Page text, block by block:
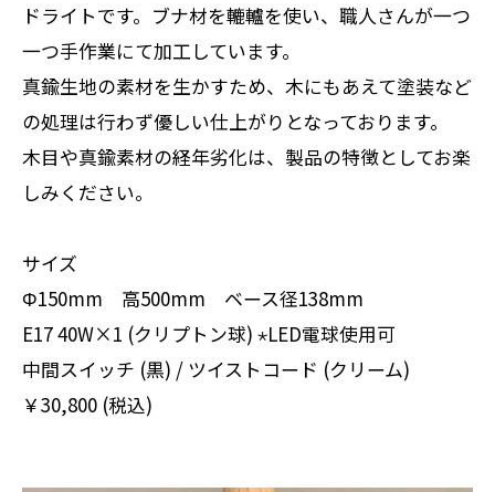
ドライトです。ブナ材を轆轤を使い、職人さんが一つ
一つ手作業にて加工しています。
真鍮生地の素材を生かすため、木にもあえて塗装など
の処理は行わず優しい仕上がりとなっております。
木目や真鍮素材の経年劣化は、製品の特徴としてお楽
しみください。
サイズ
Φ150mm 高500mm ベース径138mm
E17 40W×1 (クリプトン球) ⋆LED電球使用可
中間スイッチ (黒) / ツイストコード (クリーム)
￥30,800 (税込)